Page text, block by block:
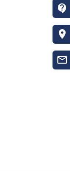
contact_support
location_on
mail_outline